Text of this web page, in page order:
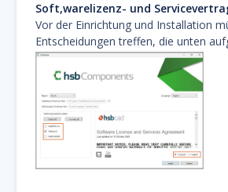
Soft,warelizenz- und
Vor der Einrichtung und Installation
Entscheidungen treffen, die unten